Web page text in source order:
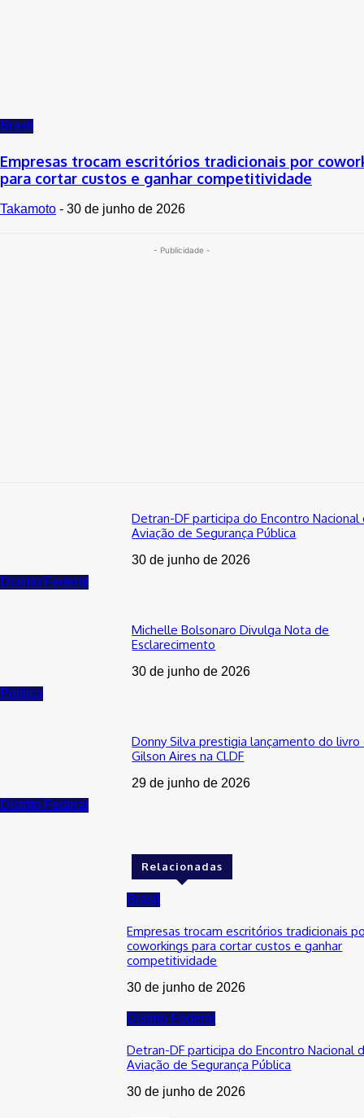
Brasil
Empresas trocam escritórios tradicionais por
para cortar custos e ganhar competitividade
Takamoto - 30 de junho de 2026
- Publicidade -
Distrito Federal
Detran-DF participa do Encontro Nacional
Aviação de Segurança Pública
30 de junho de 2026
Política
Michelle Bolsonaro Divulga Nota de
Esclarecimento
30 de junho de 2026
Distrito Federal
Donny Silva prestigia lançamento do livro
Gilson Aires na CLDF
29 de junho de 2026
Relacionadas
Brasil
Empresas trocam escritórios tradicionais
coworkings para cortar custos e ganhar
competitividade
30 de junho de 2026
Distrito Federal
Detran-DF participa do Encontro Nacional
Aviação de Segurança Pública
30 de junho de 2026